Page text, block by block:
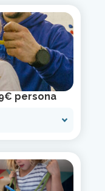
persona